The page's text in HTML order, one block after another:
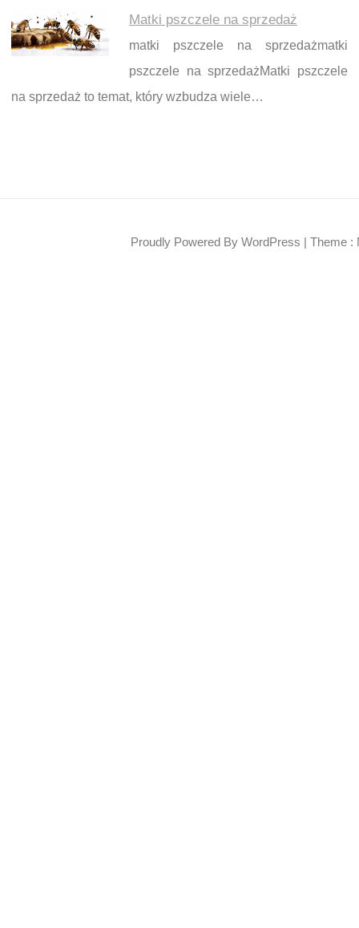
Matki pszczele na sprzedaż
matki pszczele na sprzedażmatki
pszczele na sprzedażMatki pszczele
na sprzedaż to temat, który wzbudza wiele…
Proudly Powered By WordPress | Theme :